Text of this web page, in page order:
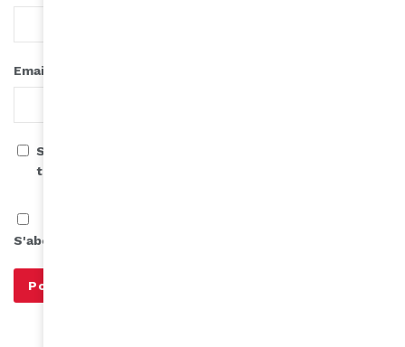
Email
Save my name, email, and website in this browser for
the next time I comment.
S'abonner à notre infolettre